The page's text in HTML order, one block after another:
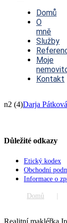
NavigationDomů
O
mně
Služby
Moje
Kontakt
n2 (4)Darja Pátková
Důležité odkazy
Etický kodex
Obchodní
Informace o
Domů
Realitní makléřka